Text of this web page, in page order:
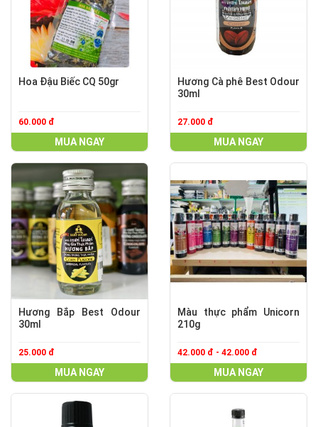
Hoa Đậu Biếc CQ 50gr
60.000 đ
MUA NGAY
Hương Cà phê Best Odour
30ml
27.000 đ
MUA NGAY
Hương Bắp Best Odour
30ml
25.000 đ
MUA NGAY
Màu thực phẩm Unicorn
210g
42.000 đ - 42.000 đ
MUA NGAY